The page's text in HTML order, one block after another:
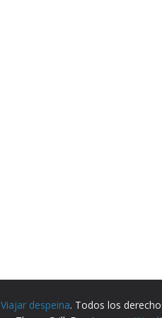
Viajar despeina. Todos los